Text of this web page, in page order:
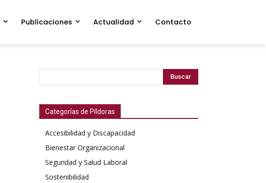
Publicaciones Actualidad Contacto
Buscar
Categorías de Píldoras
Accesibilidad y Discapacidad
Bienestar Organizacional
Seguridad y Salud Laboral
Sostenibilidad